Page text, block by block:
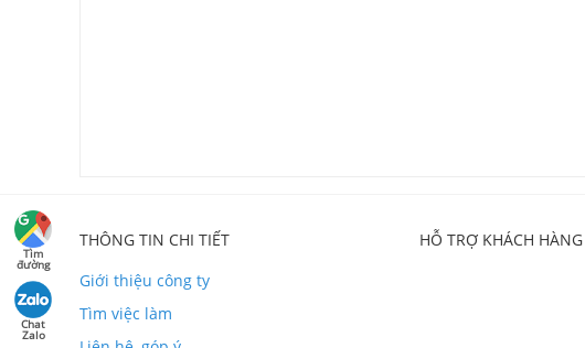
THÔNG TIN CHI TIẾT
Giới thiệu công ty
Tìm việc làm
HỖ TRỢ KHÁCH HÀNG
Tìm
đường
Chat
Zalo